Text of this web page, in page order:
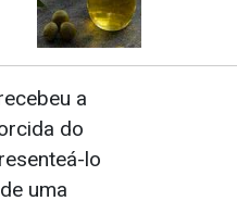
a
do
lo
uma